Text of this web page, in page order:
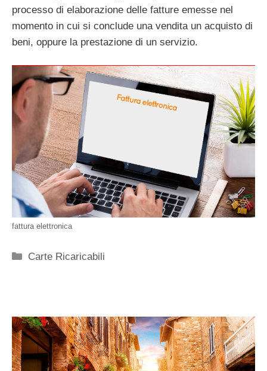
processo di elaborazione delle fatture emesse nel
momento in cui si conclude una vendita un acquisto di
beni, oppure la prestazione di un servizio.
fattura elettronica
Categorie
Carte Ricaricabili